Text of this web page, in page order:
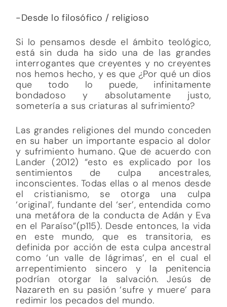
-Desde lo filosófico / religioso
Si lo pensamos desde el ámbito teológico,
está sin duda ha sido una de las grandes
interrogantes que creyentes y no creyentes
nos hemos hecho, y es que ¿Por qué un dios
que todo lo puede, infinitamente
bondadoso y absolutamente justo,
sometería a sus criaturas al sufrimiento?
Las grandes religiones del mundo conceden
en su haber un importante espacio al dolor
y sufrimiento humano. Que de acuerdo con
Lander (2012) “esto es explicado por los
sentimientos de culpa ancestrales,
inconscientes. Todas ellas o al menos desde
el cristianismo, se otorga una culpa
‘original’, fundante del ‘ser’, entendida como
una metáfora de la conducta de Adán y Eva
en el Paraíso”(p115). Desde entonces, la vida
en este mundo, que es transitoria, es
definida por acción de esta culpa ancestral
como ‘un valle de lágrimas’, en el cual el
arrepentimiento sincero y la penitencia
podrían otorgar la salvación. Jesús de
Nazareth en su pasión ‘sufre y muere’ para
redimir los pecados del mundo.